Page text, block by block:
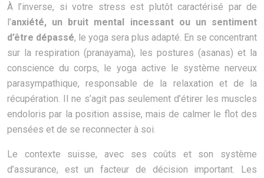
À l’inverse, si votre stress est plutôt caractérisé par de
l’anxiété, un bruit mental incessant ou un sentiment
d’être dépassé, le yoga sera plus adapté. En se concentrant
sur la respiration (pranayama), les postures (asanas) et la
conscience du corps, le yoga active le système nerveux
parasympathique, responsable de la relaxation et de la
récupération. Il ne s’agit pas seulement d’étirer les muscles
endoloris par la position assise, mais de calmer le flot des
pensées et de se reconnecter à soi.
Le contexte suisse, avec ses coûts et son système
d’assurance, est un facteur de décision important. Les